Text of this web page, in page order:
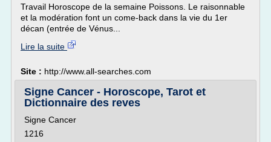
Travail Horoscope de la semaine Poissons. Le raisonnable
et la modération font un come-back dans la vie du 1er
décan (entrée de Vénus...
Lire la suite
Site : http://www.all-searches.com
Signe Cancer - Horoscope, Tarot et
Dictionnaire des reves
Signe Cancer
1216